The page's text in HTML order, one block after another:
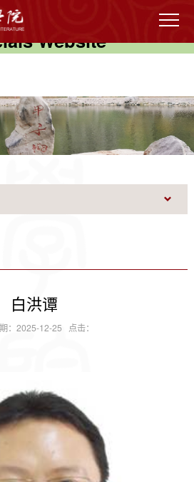
官方网站-
Website
白洪谭
：2025-12-25 点击：